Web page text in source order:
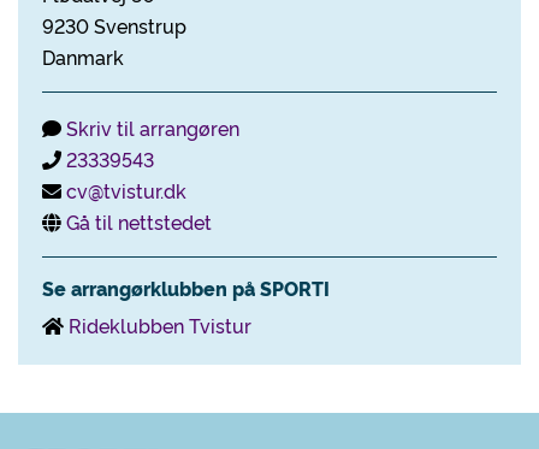
9230 Svenstrup
Danmark
Skriv til arrangøren
23339543
cv@tvistur.dk
Gå til nettstedet
Se arrangørklubben på SPORTI
Rideklubben Tvistur